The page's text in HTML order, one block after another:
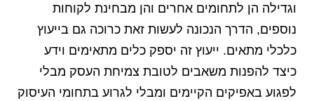
וגדילה הן לתחומים אחרים והן מבחינת לקוחות
נוספים, הדרך הנכונה לעשות זאת כרוכה גם בייעוץ
כלכלי מתאים. ייעוץ זה יספק כלים מתאימים וידע
כיצד להפנות משאבים לטובת צמיחת העסק מבלי
לפגוע באפיקים הקיימים ומבלי לגרוע בתחומי העיסוק